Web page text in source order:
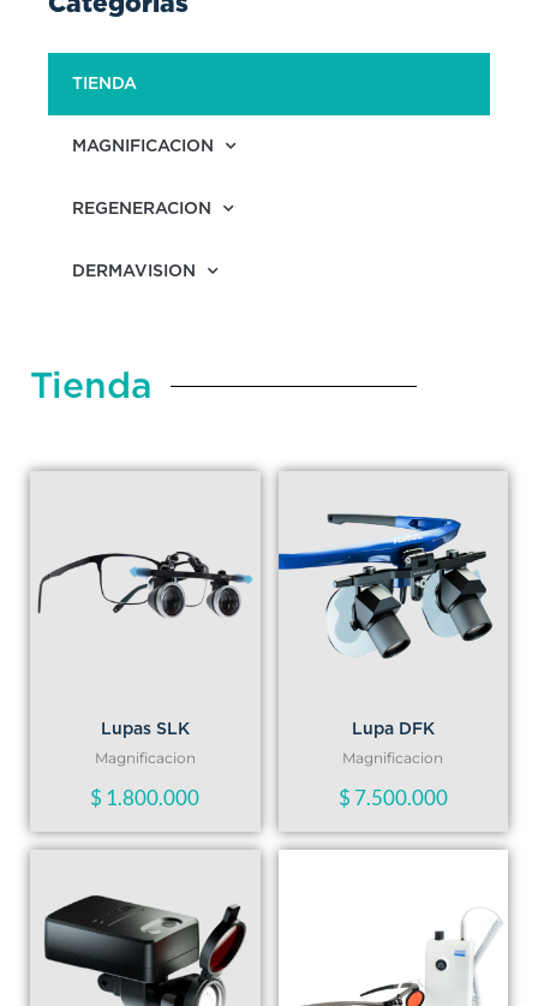
TIENDA
MAGNIFICACION
REGENERACION
DERMAVISION
Tienda
Lupas SLK
Magnificacion
$ 1.800.000
Lupa DFK
Magnificacion
$ 7.500.000